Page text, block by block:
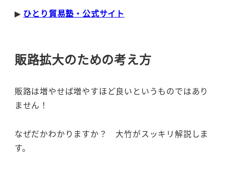
▶︎ ひとり貿易塾・公式サイト
販路拡大のための考え方
販路は増やせば増やすほど良いというものではあり
ません！
なぜだかわかりますか？ 大竹がスッキリ解説しま
す。